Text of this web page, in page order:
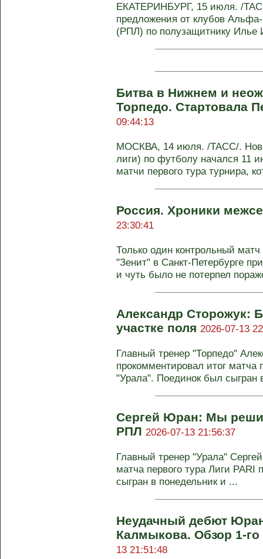
ЕКАТЕРИНБУРГ, 15 июля. /
предложения от клубов
(РПЛ) по полузащитнику Илье
Битва в Нижнем и
Торпедо. Стартовала
09:44:13
МОСКВА, 14 июля. /ТАСС/.
лиги) по футболу начался 11
матчи первого тура турнира,
Россия. Хроники
23:30:41
Только один контрольный
"Зенит" в Санкт-Петербурге
и чуть было не потерпел
Александр Сторожук:
участке поля 2026-07-13
Главный тренер "Торпедо"
прокомментировал итог матча
"Урала". Поединок был сыгран
Сергей Юран: Мы
РПЛ 2026-07-13 21:56:37
Главный тренер "Урала"
матча первого тура Лиги
сыгран в понедельник и ...
Неудачный дебют
Калмыкова. Обзор 1-
13 21:51:48